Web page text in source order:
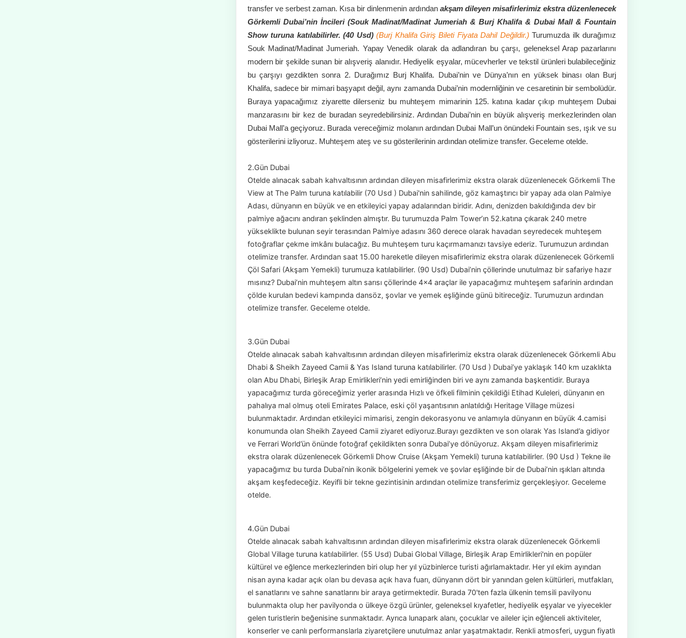
transfer ve serbest zaman. Kısa bir dinlenmenin ardındanakşam dileyen misafirlerimiz ekstra düzenlenecek
Görkemli Dubai’nin İncileri (Souk Madinat/Madinat Jumeriah & Burj Khalifa & Dubai Mall & Fountain
Show turuna katılabilirler. (40 Usd)(Burj Khalifa Giriş Bileti Fiyata Dahil Değildir.) Turumuzda ilk durağımız
Souk Madinat/Madinat Jumeriah. Yapay Venedik olarak da adlandıran bu çarşı, geleneksel Arap pazarlarını
modern bir şekilde sunan bir alışveriş alanıdır. Hediyelik eşyalar, mücevherler ve tekstil ürünleri bulabileceğiniz
bu çarşıyı gezdikten sonra 2. Durağımız Burj Khalifa. Dubai’nin ve Dünya’nın en yüksek binası olan Burj
Khalifa, sadece bir mimari başyapıt değil, aynı zamanda Dubai’nin modernliğinin ve cesaretinin bir sembolüdür.
Buraya yapacağımız ziyarette dilerseniz bu muhteşem mimarinin 125. katına kadar çıkıp muhteşem Dubai
manzarasını bir kez de buradan seyredebilirsiniz. Ardından Dubai’nin en büyük alışveriş merkezlerinden olan
Dubai Mall’a geçiyoruz. Burada vereceğimiz molanın ardından Dubai Mall’un önündeki Fountain ses, ışık ve su
gösterilerini izliyoruz. Muhteşem ateş ve su gösterilerinin ardından otelimize transfer. Geceleme otelde.
2.Gün Dubai
Otelde alınacak sabah kahvaltısının ardından dileyen misafirlerimiz ekstra olarak düzenlenecek Görkemli The
View at The Palm turuna katılabilir (70 Usd ) Dubai'nin sahilinde, göz kamaştırıcı bir yapay ada olan Palmiye
Adası, dünyanın en büyük ve en etkileyici yapay adalarından biridir. Adını, denizden bakıldığında dev bir
palmiye ağacını andıran şeklinden almıştır. Bu turumuzda Palm Tower’ın 52.katına çıkarak 240 metre
yükseklikte bulunan seyir terasından Palmiye adasını 360 derece olarak havadan seyredecek muhteşem
fotoğraflar çekme imkânı bulacağız. Bu muhteşem turu kaçırmamanızı tavsiye ederiz. Turumuzun ardından
otelimize transfer. Ardından saat 15.00 hareketle dileyen misafirlerimiz ekstra olarak düzenlenecek Görkemli
Çöl Safari (Akşam Yemekli) turumuza katılabilirler. (90 Usd) Dubai’nin çöllerinde unutulmaz bir safariye hazır
mısınız? Dubai’nin muhteşem altın sarısı çöllerinde 4x4 araçlar ile yapacağımız muhteşem safarinin ardından
çölde kurulan bedevi kampında dansöz, şovlar ve yemek eşliğinde günü bitireceğiz. Turumuzun ardından
otelimize transfer. Geceleme otelde.
3.Gün Dubai
Otelde alınacak sabah kahvaltısının ardından dileyen misafirlerimiz ekstra olarak düzenlenecek Görkemli Abu
Dhabi & Sheikh Zayeed Camii & Yas Island turuna katılabilirler. (70 Usd ) Dubai’ye yaklaşık 140 km uzaklıkta
olan Abu Dhabi, Birleşik Arap Emirlikleri’nin yedi emirliğinden biri ve aynı zamanda başkentidir. Buraya
yapacağımız turda göreceğimiz yerler arasında Hızlı ve öfkeli filminin çekildiği Etihad Kuleleri, dünyanın en
pahalıya mal olmuş oteli Emirates Palace, eski çöl yaşantısının anlatıldığı Heritage Village müzesi
bulunmaktadır. Ardından etkileyici mimarisi, zengin dekorasyonu ve anlamıyla dünyanın en büyük 4.camisi
konumunda olan Sheikh Zayeed Camii ziyaret ediyoruz.Burayı gezdikten ve son olarak Yas Island’a gidiyor
ve Ferrari World’ün önünde fotoğraf çekildikten sonra Dubai’ye dönüyoruz. Akşam dileyen misafirlerimiz
ekstra olarak düzenlenecek Görkemli Dhow Cruise (Akşam Yemekli) turuna katılabilirler. (90 Usd ) Tekne ile
yapacağımız bu turda Dubai’nin ikonik bölgelerini yemek ve şovlar eşliğinde bir de Dubai’nin ışıkları altında
akşam keşfedeceğiz. Keyifli bir tekne gezintisinin ardından otelimize transferimiz gerçekleşiyor. Geceleme
otelde.
4.Gün Dubai
Otelde alınacak sabah kahvaltısının ardından dileyen misafirlerimiz ekstra olarak düzenlenecek Görkemli
Global Village turuna katılabilirler. (55 Usd) Dubai Global Village, Birleşik Arap Emirlikleri'nin en popüler
kültürel ve eğlence merkezlerinden biri olup her yıl yüzbinlerce turisti ağırlamaktadır. Her yıl ekim ayından
nisan ayına kadar açık olan bu devasa açık hava fuarı, dünyanın dört bir yanından gelen kültürleri, mutfakları,
el sanatlarını ve sahne sanatlarını bir araya getirmektedir. Burada 70'ten fazla ülkenin temsili pavilyonu
bulunmakta olup her pavilyonda o ülkeye özgü ürünler, geleneksel kıyafetler, hediyelik eşyalar ve yiyecekler
gelen turistlerin beğenisine sunmaktadır. Ayrıca lunapark alanı, çocuklar ve aileler için eğlenceli aktiviteler,
konserler ve canlı performanslarla ziyaretçilere unutulmaz anlar yaşatmaktadır. Renkli atmosferi, uygun fiyatlı